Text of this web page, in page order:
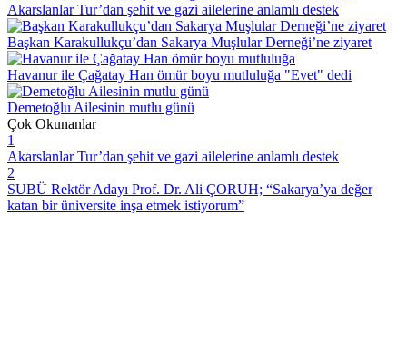
Akarslanlar Tur’dan şehit ve gazi ailelerine anlamlı destek
Başkan Karakullukçu’dan Sakarya Muşlular Derneği’ne ziyaret
Havanur ile Çağatay Han ömür boyu mutluluğa "Evet" dedi
Demetoğlu Ailesinin mutlu günü
Çok Okunanlar
1
Akarslanlar Tur’dan şehit ve gazi ailelerine anlamlı destek
2
SUBÜ Rektör Adayı Prof. Dr. Ali ÇORUH; “Sakarya’ya değer
katan bir üniversite inşa etmek istiyorum”